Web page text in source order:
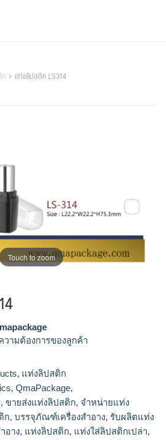
แท่งลิปสติก LS314
Touch to zoom
ามต้องการของลูกค้า
ำหน่ายแท่งลิปสติก,รับผลิตแท่ง
, แท่งลิปสติก
, QmaPackage,
, ขายส่งแท่งลิปสติก, จำหน่ายแท่ง
ก, บรรจุภัณฑ์เครื่องสำอาง, รับผลิตแท่ง
อาง, แท่งลิปสติก, แท่งใส่ลิปสติกเปล่า,